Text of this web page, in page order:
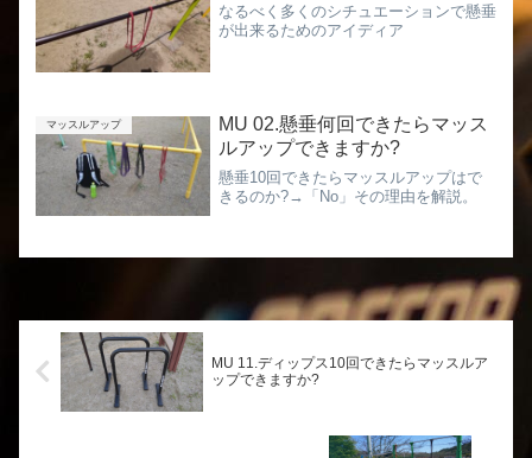
なるべく多くのシチュエーションで懸垂
が出来るためのアイディア
マッスルアップ
MU 02.懸垂何回できたらマッス
ルアップできますか?
懸垂10回できたらマッスルアップはで
きるのか?→「No」その理由を解説。
MU 11.ディップス10回できたらマッスルア
ップできますか?